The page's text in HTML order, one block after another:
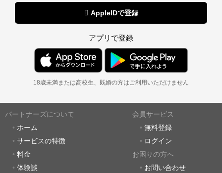
 AppleIDで登録
アプリで登録
18歳未満または高校生、既婚の方はご利用いただけません
パートナーズについて
ホーム
サービスの特徴
料金
体験談
会員サービス
無料登録
ログイン
お困りの方へ
お問い合わせ